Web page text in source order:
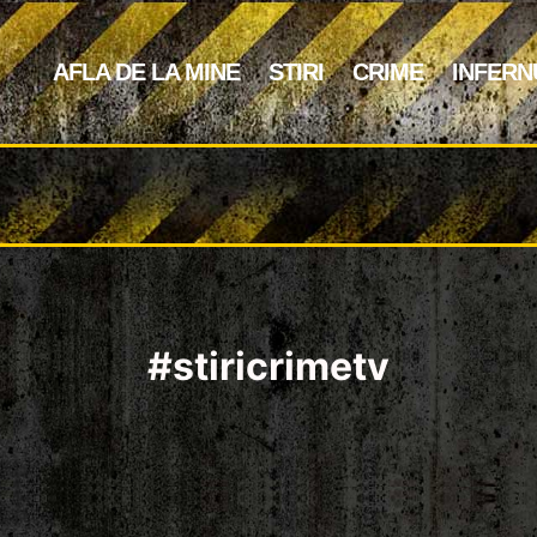
AFLA DE LA MINE STIRI CRIME
#stiricrimetv